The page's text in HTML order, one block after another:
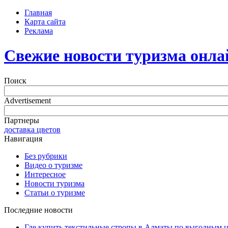
Главная
Карта сайта
Реклама
Свежие новости туризма
Поиск
Advertisement
Партнеры
доставка цветов
Навигация
Без рубрики
Видео о туризме
Интересное
Новости туризма
Статьи о туризме
Последние новости